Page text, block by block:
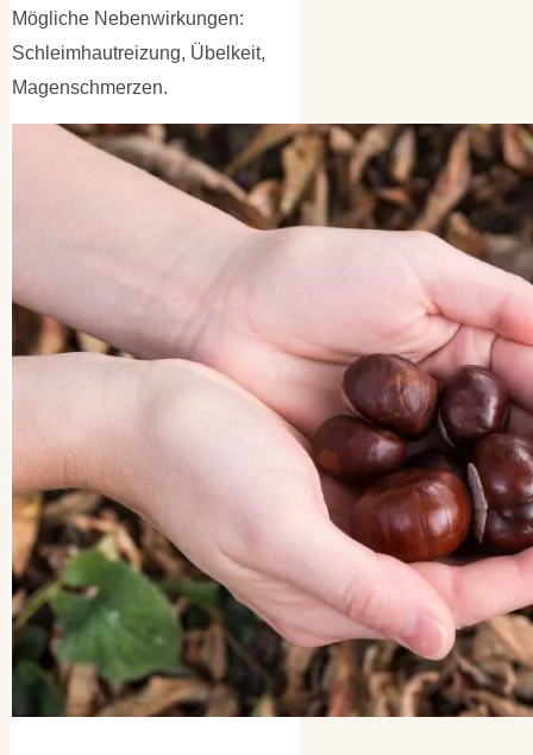
Mögliche Nebenwirkungen:
Schleimhautreizung, Übelkeit,
Magenschmerzen.